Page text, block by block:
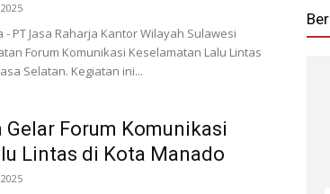
- PT Jasa Raharja Kantor Wilayah Sulawesi
Forum Komunikasi Keselamatan Lalu Lintas
Selatan. Kegiatan ini...
Gelar Forum Komunikasi
Lintas di Kota Manado